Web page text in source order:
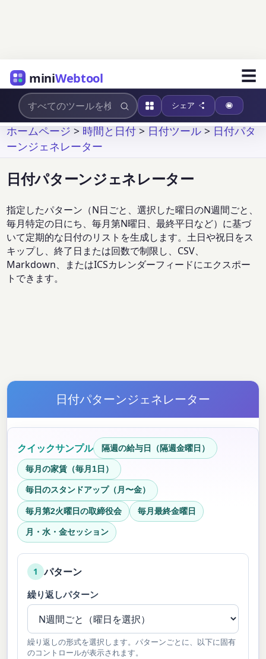
miniWebtool ☰
シェア
ホームページ>時間と日付>日付ツール>日付パタ
ーンジェネレーター
日付パターンジェネレーター
指定したパターン（N日ごと、選択した曜日のN週間ごと、
毎月特定の日にち、毎月第N曜日、最終平日など）に基づ
いて定期的な日付のリストを生成します。土日や祝日をス
キップし、終了日または回数で制限し、CSV、
Markdown、またはICSカレンダーフィードにエクスポー
トできます。
日付パターンジェネレーター
クイックサンプル 隔週の給与日（隔週金曜日）
毎月の家賃（毎月1日）
毎日のスタンドアップ（月〜金）
毎月第2火曜日の取締役会 毎月最終金曜日
月・水・金セッション
1 パターン
繰り返しパターン
繰り返しの形式を選択します。パターンごとに、以下に固有
のコントロールが表示されます。